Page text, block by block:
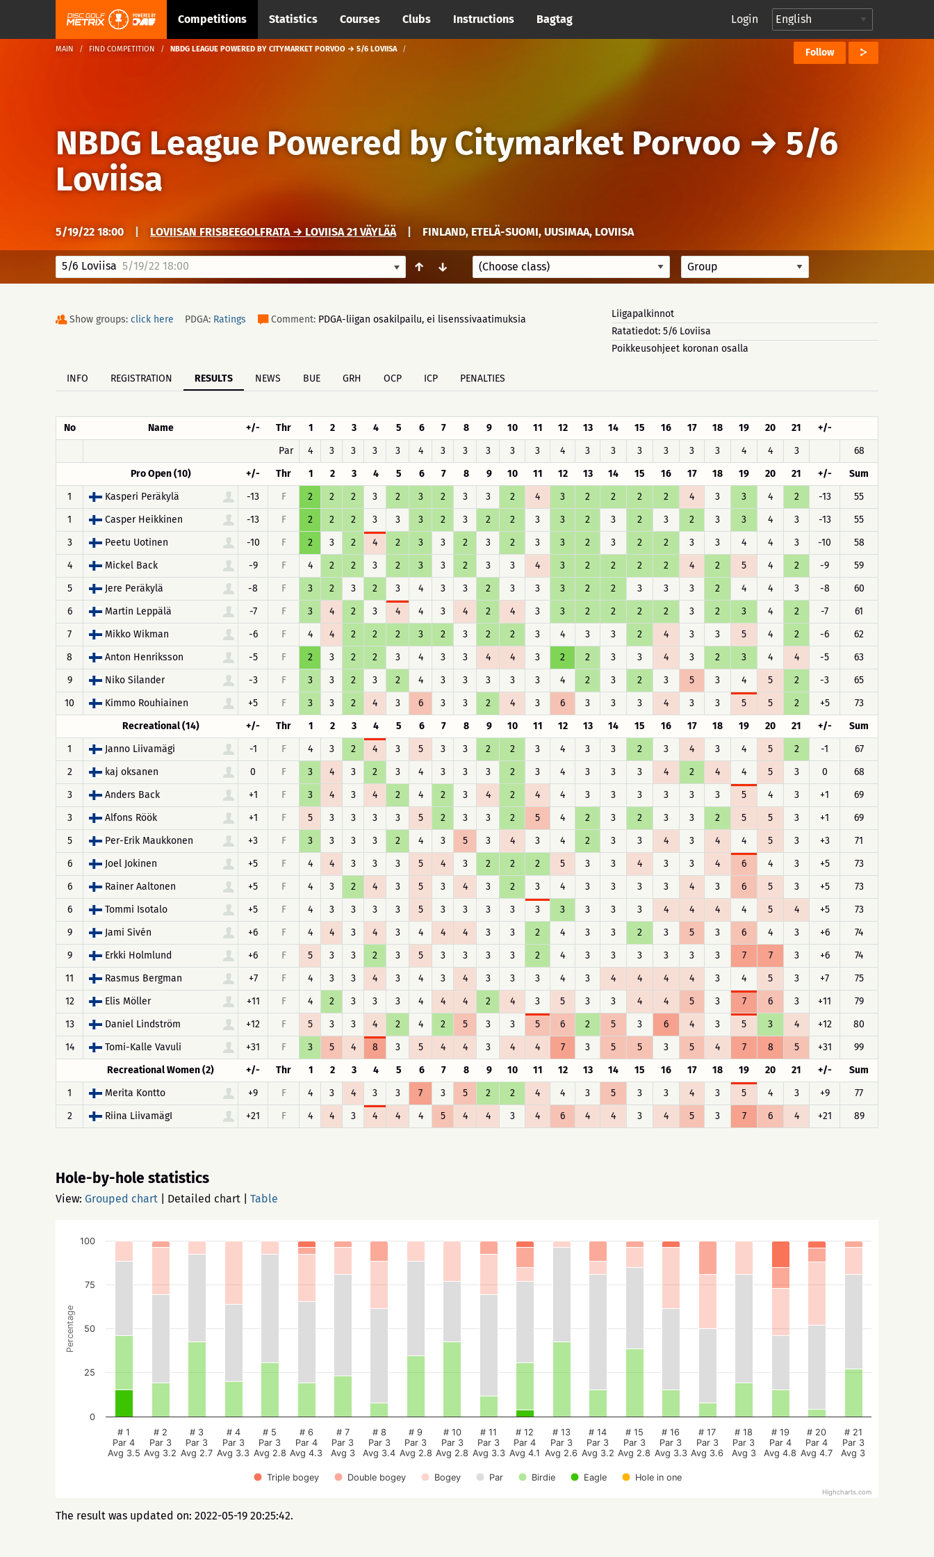
Competitions Statistics Courses Clubs Instructions Bagtag Login
MAIN FIND COMPETITION NBDG LEAGUE POWERED BY CITYMARKET PORVOO → 5/6 LOVIISA Follow
NBDG League Powered by Citymarket Porvoo → 5/6
Loviisa
5/19/22 18:00 LOVIISAN FRISBEEGOLFRATA → LOVIISA 21 VÄYLÄÄ FINLAND, ETELÄ-SUOMI, UUSIMAA, LOVIISA
5/6 Loviisa 5/19/22 18:00 ↑ ↓
Show groups: click here PDGA: Ratings Comment: PDGA-liigan osakilpailu, ei lisenssivaatimuksia
Liigapalkinnot
Ratatiedot: 5/6 Loviisa
Poikkeusohjeet koronan osalla
INFO REGISTRATION RESULTS NEWS BUE GRH OCP ICP PENALTIES
No Name +/- Thr 1 2 3 4 5 6 7 8 9 10 11 12 13 14 15 16 17 18 19 20 21
+/-
Par
4 3 3 3 3 4 3 3 3 3 3 4 3 3 3 3 3 3 4 4 3
68
Pro Open (10)
+/- Thr 1 2 3 4 5 6 7 8 9 10 11 12 13 14 15 16 17 18 19 20 21 +/-
Sum
1
Kasperi Peräkylä -13 F 2 2 2 3 2 3 2 3 3 2 4 3 2 2 2 2 4 3 3 4 2 -13
55
1
Casper Heikkinen -13 F 2 2 2 3 3 3 2 3 2 2 3 3 2 3 2 3 2 3 3 4 3 -13
55
3
Peetu Uotinen -10 F 2 3 2 4 2 3 3 2 3 2 3 3 2 3 2 2 3 3 4 4 3 -10
58
4
Mickel Back -9 F 4 2 2 3 2 3 3 2 3 3 4 3 2 2 2 2 4 2 5 4 2 -9
59
5
Jere Peräkylä -8 F 3 2 3 2 3 4 3 3 2 3 3 3 2 2 3 3 3 2 4 4 3 -8
60
6
Martin Leppälä -7 F 3 4 2 3 4 4 3 4 2 4 3 3 2 2 2 2 3 2 3 4 2 -7
61
7
Mikko Wikman -6 F 4 4 2 2 2 3 2 3 2 2 3 4 3 3 2 4 3 3 5 4 2 -6
62
8
Anton Henriksson -5 F 2 3 2 2 3 4 3 3 4 4 3 2 2 3 3 4 3 2 3 4 4 -5
63
9
Niko Silander -3 F 3 3 2 3 2 4 3 3 3 3 3 4 2 3 2 3 5 3 4 5 2 -3
65
10
Kimmo Rouhiainen +5 F 3 3 2 4 3 6 3 3 2 4 3 6 3 3 3 4 3 3 5 5 2 +5
73
Recreational (14)
+/- Thr 1 2 3 4 5 6 7 8 9 10 11 12 13 14 15 16 17 18 19 20 21 +/-
Sum
1
Janno Liivamägi -1 F 4 3 2 4 3 5 3 3 2 2 3 4 3 3 2 3 4 3 4 5 2 -1
67
2
kaj oksanen 0 F 3 4 3 2 3 4 3 3 3 2 3 4 3 3 3 4 2 4 4 5 3 0
68
3
Anders Back +1 F 3 4 3 4 2 4 2 3 4 2 4 4 3 3 3 3 3 3 5 4 3 +1
69
3
Alfons Röök +1 F 5 3 3 3 3 5 2 3 3 2 5 4 2 3 2 3 3 2 5 5 3 +1
69
5
Per-Erik Maukkonen +3 F 3 3 3 3 2 4 3 5 3 4 3 4 2 3 3 4 3 4 4 5 3 +3
71
6
Joel Jokinen +5 F 4 4 3 3 3 5 4 3 2 2 2 5 3 3 4 3 3 4 6 4 3 +5
73
6
Rainer Aaltonen +5 F 4 3 2 4 3 5 3 4 3 2 3 4 3 3 3 3 4 3 6 5 3 +5
73
6
Tommi Isotalo +5 F 4 3 3 3 3 5 3 3 3 3 3 3 3 3 3 4 4 4 4 5 4 +5
73
9
Jami Sivén +6 F 4 4 3 4 3 4 4 4 3 3 2 4 3 3 2 3 5 3 6 4 3 +6
74
9
Erkki Holmlund +6 F 5 3 3 2 3 5 3 3 3 3 2 4 3 3 3 3 3 3 7 7 3 +6
74
11
Rasmus Bergman +7 F 4 3 3 4 3 4 3 4 3 3 3 4 3 4 4 4 4 3 4 5 3 +7
75
12
Elis Möller +11 F 4 2 3 3 3 4 4 4 2 4 3 5 3 3 4 4 5 3 7 6 3 +11
79
13
Daniel Lindström +12 F 5 3 3 4 2 4 2 5 3 3 5 6 2 5 3 6 4 3 5 3 4 +12
80
14
Tomi-Kalle Vavuli +31 F 3 5 4 8 3 5 4 4 3 4 4 7 3 5 5 3 5 4 7 8 5 +31
99
Recreational Women (2)
+/- Thr 1 2 3 4 5 6 7 8 9 10 11 12 13 14 15 16 17 18 19 20 21 +/-
Sum
1
Merita Kontto +9 F 4 3 4 3 3 7 3 5 2 2 4 4 3 5 3 3 4 3 5 4 3 +9
77
2
Riina LiivamägI +21 F 4 4 3 4 4 4 5 4 4 3 4 6 4 4 3 4 5 3 7 6 4 +21 89
Hole-by-hole statistics
View: Grouped chart Detailed chart Table
Percentage
Triple bogey Double bogey Bogey Par Birdie Eagle Hole in one
# 1
Par 4
Avg 3.5
# 2
Par 3
Avg 3.2
# 3
Par 3
Avg 2.7
# 4
Par 3
Avg 3.3
# 5
Par 3
Avg 2.8
# 6
Par 4
Avg 4.3
# 7
Par 3
Avg 3
# 8
Par 3
Avg 3.4
# 9
Par 3
Avg 2.8
# 10
Par 3
Avg 2.8
# 11
Par 3
Avg 3.3
# 12
Par 4
Avg 4.1
# 13
Par 3
Avg 2.6
# 14
Par 3
Avg 3.2
# 15
Par 3
Avg 2.8
# 16
Par 3
Avg 3.3
# 17
Par 3
Avg 3.6
# 18
Par 3
Avg 3
# 19
Par 4
Avg 4.8
# 20
Par 4
Avg 4.7
# 21
Par 3
Avg 3
0
25
50
75
100
Highcharts.com
The result was updated on: 2022-05-19 20:25:42.